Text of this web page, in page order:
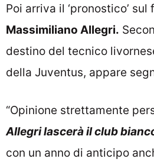
Poi arriva il ‘pronostico’ sul
Massimiliano Allegri.
destino del tecnico
della Juventus, appare
“Opinione strettamente
Allegri lascerà il club
con un anno di anticipo